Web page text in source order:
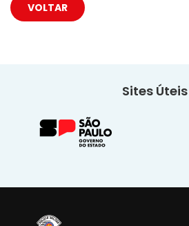
VOLTAR
Sites Úteis